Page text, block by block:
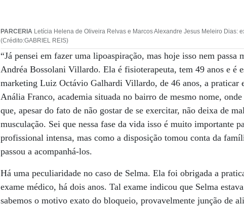
PARCERIA Letícia Helena de Oliveira Relvas e Marcos Alexandre Jesus Meleiro Dias:
(Crédito:GABRIEL REIS)
“Já pensei em fazer uma lipoaspiração, mas hoje isso nem passa
Andréa Bossolani Villardo. Ela é fisioterapeuta, tem 49 anos e é
marketing Luiz Octávio Galhardi Villardo, de 46 anos, a praticar
Anália Franco, academia situada no bairro de mesmo nome,
que, apesar do fato de não gostar de se exercitar, não deixa de
musculação. Sei que nessa fase da vida isso é muito importante
profissional intensa, mas como a disposição tomou conta da
passou a acompanhá-los.
Há uma peculiaridade no caso de Selma. Ela foi obrigada a
exame médico, há dois anos. Tal exame indicou que Selma
sabemos o motivo exato do bloqueio, provavelmente junção de